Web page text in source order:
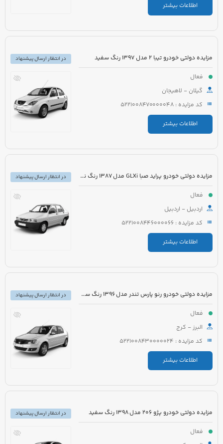
اطلاعات بیشتر
مزایده دولتی خودرو تیبا 2 مدل 1397 رنگ سفید
فعال
گیلان - لاهیجان
کد مزایده : 5221008470000048
اطلاعات بیشتر
در انتظار ارسال پیشنهاد
مزایده دولتی خودرو پراید صبا GLXi مدل 1387 رنگ نقره ای
فعال
اردبیل - اردبیل
کد مزایده : 5221008446000066
اطلاعات بیشتر
در انتظار ارسال پیشنهاد
مزایده دولتی خودرو رنو پارس تندر مدل 1396 رنگ سفید
فعال
البرز - کرج
کد مزایده : 5221008430000024
اطلاعات بیشتر
در انتظار ارسال پیشنهاد
مزایده دولتی خودرو پژو 206 مدل 1398 رنگ سفید
فعال
در انتظار ارسال پیشنهاد